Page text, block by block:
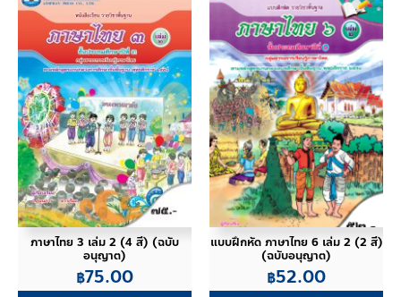
ภาษาไทย 3 เล่ม 2 (4 สี) (ฉบับ
อนุญาต)
฿75.00
แบบฝึกหัด ภาษาไทย 6 เล่ม 2 (2 สี)
(ฉบับอนุญาต)
฿52.00